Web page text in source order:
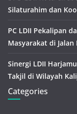
Silaturahim dan
PC LDII Pekalipan
Masyarakat di Jalan
Sinergi LDII
Takjil di Wilayah
Categories